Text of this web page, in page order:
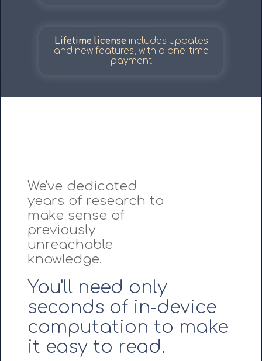
Lifetime license includes updates
and new features, with a one-time
payment
We've dedicated
years of research to
make sense of
previously
unreachable
knowledge.
You'll need only
seconds of in-device
computation to make
it easy to read.